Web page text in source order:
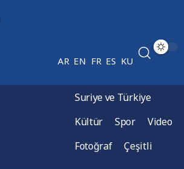
AR EN FR ES KU
Suriye ve Türkiye
Kültür
Spor
Video
Fotoğraf
Çeşitli